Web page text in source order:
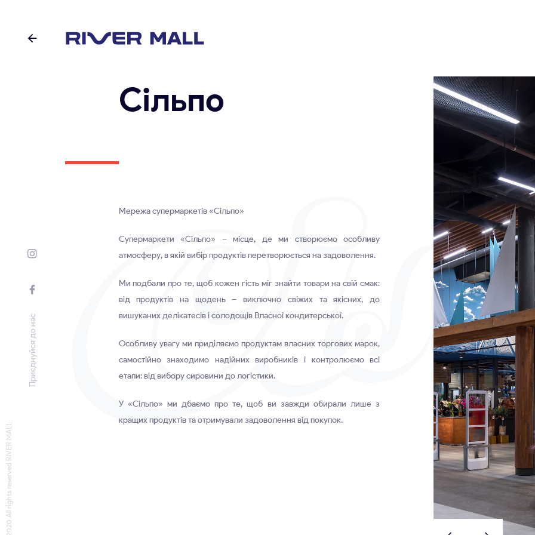
Приєднуйся до нас
© 2020 All rights reserved RIVER MALL
Сільпо
Мережа супермаркетів «Сільпо»
Супермаркети «Сільпо» – місце, де ми створюємо особливу
атмосферу, в якій вибір продуктів перетворюється на задоволення.
Ми подбали про те, щоб кожен гість міг знайти товари на свій смак:
від продуктів на щодень – виключно свіжих та якісних, до
вишуканих делікатесів і солодощів Власної кондитерської.
Особливу увагу ми приділяємо продуктам власних торгових марок,
самостійно знаходимо надійних виробників і контролюємо всі
етапи: від вибору сировини до логістики.
У «Сільпо» ми дбаємо про те, щоб ви завжди обирали лише з
кращих продуктів та отримували задоволення від покупок.